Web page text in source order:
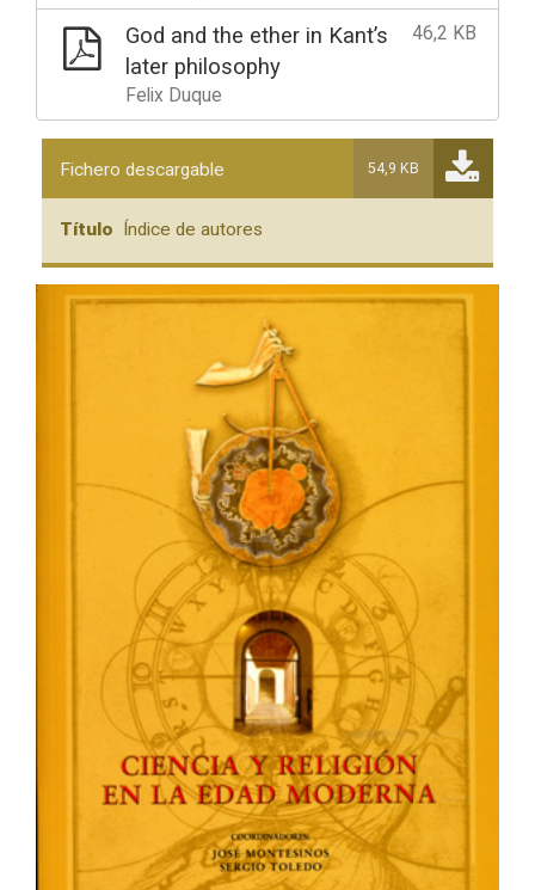
46,2 KB
God and the ether in Kant’s
later philosophy
Felix Duque
Fichero descargable 54,9 KB
Título Índice de autores